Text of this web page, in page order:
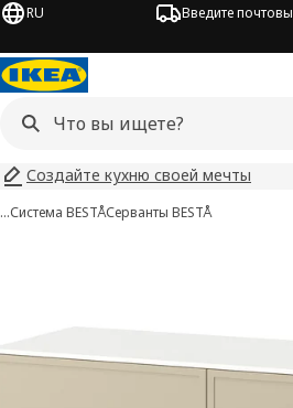
RU Введите
Создайте кухню своей мечты
…Система BESTÅСерванты BESTÅ